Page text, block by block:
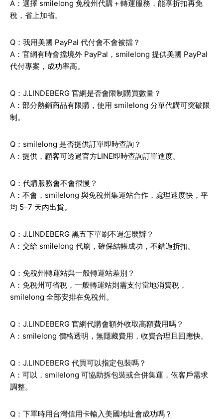
A：選擇 smilelong 免稅州代購＋轉運服務，能享折扣再免
稅，省上加省。
Q：我用美國 PayPal 代付會不會被擋？
A：官網有時會擋境外 PayPal，smilelong 提供美國 PayPal
代付專案，成功率高。
Q：J.LINDEBERG 官網是否會限制購買數量？
A：部分熱銷商品有限購，使用 smilelong 分單代購可突破限
制。
Q：smilelong 是否提供訂單即時查詢？
A：提供，顧客可透過官方LINE即時查詢訂單進度。
Q：代購服務會不會很慢？
A：不會，smilelong 與免稅州集運站合作，處理速度快，平
均 5–7 天內出貨。
Q：J.LINDEBERG 黑五下單刷不過怎麼辦？
A：交給 smilelong 代刷，確保結帳成功，不錯過折扣。
Q：免稅州轉運站與一般轉運站差別？
A：免稅州可省稅，一般轉運站則需支付當地消費稅，
smilelong 全部安排在免稅州。
Q：J.LINDEBERG 官網代購會額外收取高額費用嗎？
A：smilelong 價格透明，無隱藏費用，收費合理且回應快。
Q：J.LINDEBERG 代買可以指定包裝嗎？
A：可以，smilelong 可協助拆包裝或合併集運，依客戶需求
調整。
Q：下單時用台灣信用卡輸入美國地址會成功嗎？